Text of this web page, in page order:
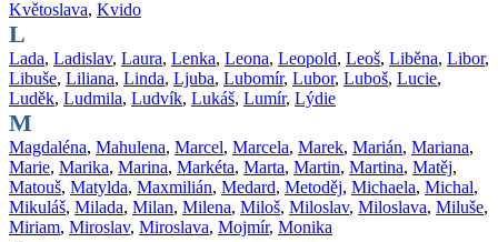
Květoslava, Kvido
L
Lada, Ladislav, Laura, Lenka, Leona, Leopold, Leoš, Liběna, Libor,
Libuše, Liliana, Linda, Ljuba, Lubomír, Lubor, Luboš, Lucie,
Luděk, Ludmila, Ludvík, Lukáš, Lumír, Lýdie
M
Magdaléna, Mahulena, Marcel, Marcela, Marek, Marián, Mariana,
Marie, Marika, Marina, Markéta, Marta, Martin, Martina, Matěj,
Matouš, Matylda, Maxmilián, Medard, Metoděj, Michaela, Michal,
Mikuláš, Milada, Milan, Milena, Miloš, Miloslav, Miloslava, Miluše,
Miriam, Miroslav, Miroslava, Mojmír, Monika